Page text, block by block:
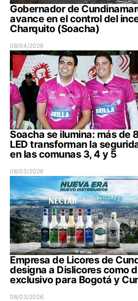
Gobernador de
avance en el control del
Charquito (Soacha)
08/04/2026
Soacha se ilumina: más de
LED transforman la
en las comunas 3, 4 y 5
08/03/2026
Empresa de Licores de
designa a Dislicores como
exclusivo para Bogotá y
08/03/2026